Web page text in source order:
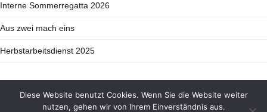
Interne Sommerregatta 2026
Aus zwei mach eins
Herbstarbeitsdienst 2025
Diese Website benutzt Cookies. Wenn Sie die Website weiter
nutzen, gehen wir von Ihrem Einverständnis aus.